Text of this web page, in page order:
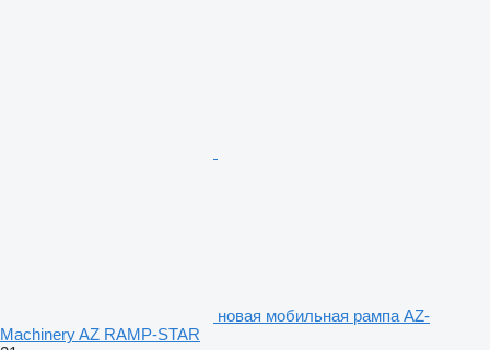
новая мобильная рампа AZ-
Machinery AZ RAMP-STAR